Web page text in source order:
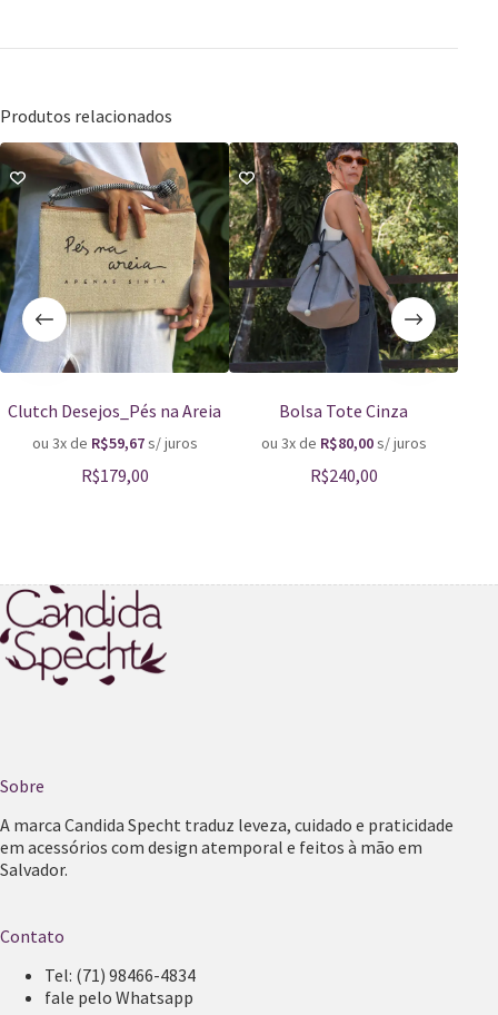
Produtos relacionados
Clutch Desejos_Pés na Areia
ou 3x de R$59,67s/ juros
R$179,00
Bolsa Tote Cinza
ou 3x de R$80,00s/ juros
R$240,00
Sobre
A marca Candida Specht traduz leveza, cuidado e praticidade
em acessórios com design atemporal e feitos à mão em
Salvador.
Contato
Tel: (71) 98466-4834
fale pelo Whatsapp